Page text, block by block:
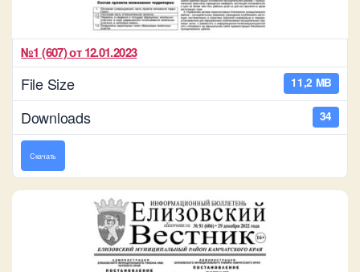
№1 (607) от 12.01.2023
File Size 11,2 MB
Downloads 34
Скачать